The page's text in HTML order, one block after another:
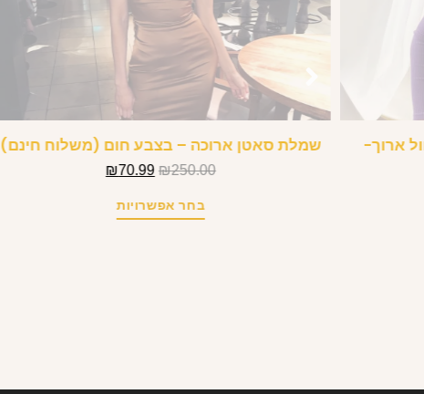
ארוך- שמלת סאטן ארוכה – בצבע חום (משלוח חינם)
₪250.00
₪70.99
בחר אפשרויות